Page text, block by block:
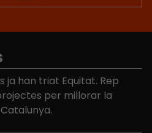
ja han triat Equitat. Rep
per millorar la